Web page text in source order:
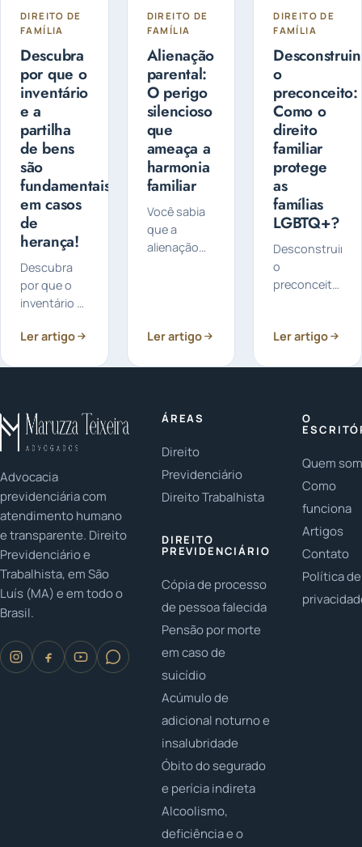
DIREITO DE
FAMÍLIA
Descubra
por que o
inventário
e a
partilha
de bens
são
fundamentais
em casos
de
herança!
Descubra
por que o
inventário e
bens são
Você já
parou para
pensar na
Ler artigo
DIREITO DE
FAMÍLIA
Alienação
parental:
O perigo
silencioso
que
ameaça a
harmonia
familiar
Você sabia
que a
alienação
pode afetar
entre pais e
fundamental
Ler artigo
DIREITO DE
FAMÍLIA
o
preconceito:
Como o
direito
familiar
protege
as
famílias
LGBTQ+?
Desconstruindo
o
preconceito:
familiar
LGBTQ+ têm
Ler artigo
Advocacia
previdenciária com
atendimento humano
e transparente. Direito
Previdenciário e
Trabalhista, em São
Luís (MA) e em todo o
Brasil.
ÁREAS
Direito
Previdenciário
Direito Trabalhista
DIREITO
PREVIDENCIÁRIO
Cópia de processo
de pessoa falecida
Pensão por morte
em caso de
suicídio
Acúmulo de
adicional noturno e
insalubridade
Óbito do segurado
e perícia indireta
Alcoolismo,
deficiência e o
O
Quem
Como
funciona
Artigos
Contato
Política de